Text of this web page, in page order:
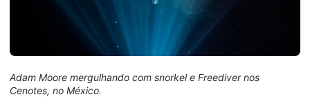
Adam Moore mergulhando com snorkel e Freediver nos
Cenotes, no México.